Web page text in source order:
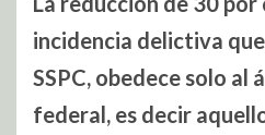
incidencia delictiva
SSPC, obedece solo al
federal, es decir